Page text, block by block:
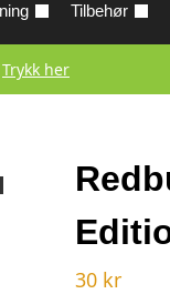
Tilbehør
Trykk her
30 kr